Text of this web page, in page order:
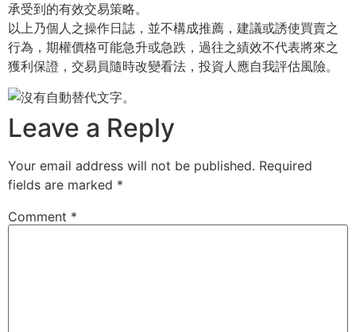
承受到的有效交易策略。
以上乃個人之操作日誌，並不構成推薦，建議或誘使買賣之
行為，期權價格可能急升或急跌，過往之績效不代表將來之
獲利保證，交易員隨時改變看法，投資人應自我評估風險。
Leave a Reply
Your email address will not be published. Required
fields are marked *
Comment *